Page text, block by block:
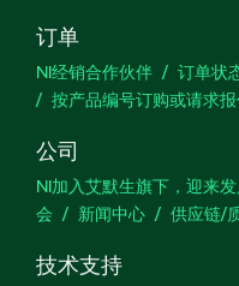
订单
NI经销合作伙伴 订单状
按产品编号订购或请求
公司
NI加入艾默生旗下，迎来
会
新闻中心 供应链/
技术支持